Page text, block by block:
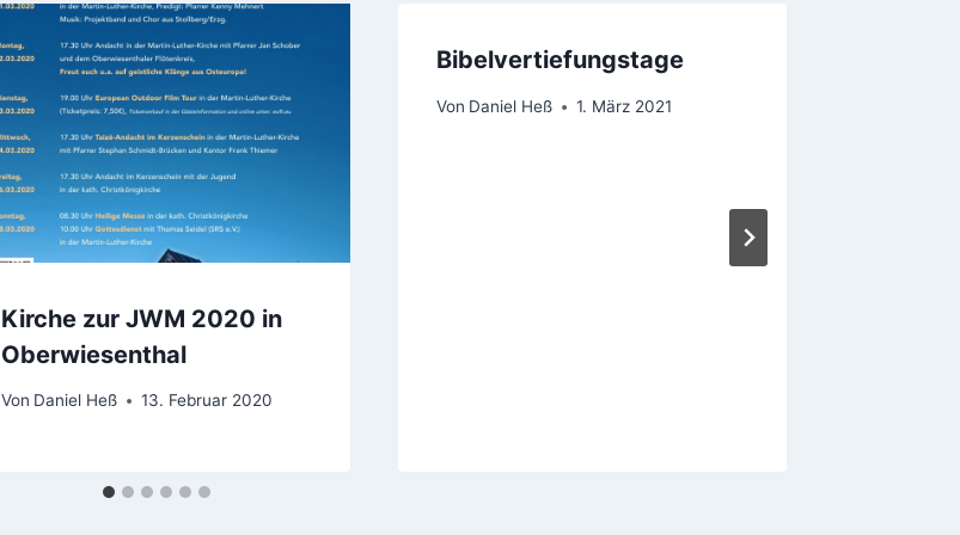
Kirche zur JWM 2020 in
Oberwiesenthal
Von Daniel Heß 13. Februar 2020
Bibelvertiefungstage
Von Daniel Heß 1. März 2021